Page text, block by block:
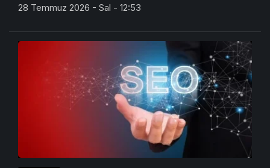
28 Temmuz 2026 - Sal - 12:53